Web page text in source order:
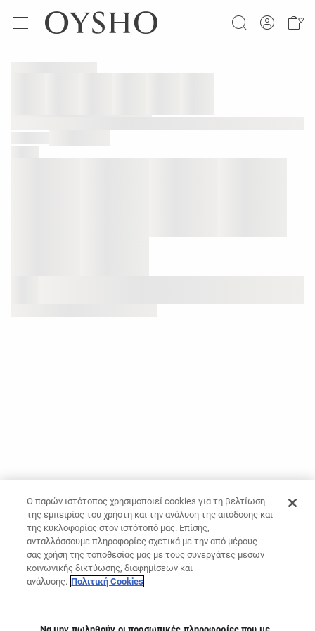
Ο παρών ιστότοπος χρησιμοποιεί cookies για τη βελτίωση
της εμπειρίας του χρήστη και την ανάλυση της απόδοσης και
της κυκλοφορίας στον ιστότοπό μας. Επίσης,
ανταλλάσσουμε πληροφορίες σχετικά με την από μέρους
σας χρήση της τοποθεσίας μας με τους συνεργάτες μέσων
κοινωνικής δικτύωσης, διαφημίσεων και
ανάλυσης. Πολιτική Cookies